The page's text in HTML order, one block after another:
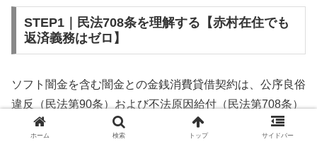
STEP1｜民法708条を理解する【赤村在住でも
返済義務はゼロ】
ソフト闇金を含む闇金との金銭消費貸借契約は、公序良俗
違反（民法第90条）および不法原因給付（民法第708条）
に該当するため、法的には無効です。赤村在住であっても
ホーム 検索 トップ サイドバー